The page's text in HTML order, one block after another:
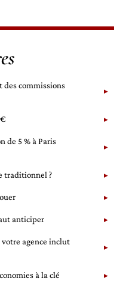
des commissions
de 5 % à Paris
traditionnel ?
anticiper
agence inclut
à la clé